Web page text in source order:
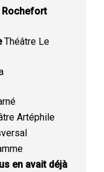
Rochefort
Théâtre Le
Artéphile
en avait déjà